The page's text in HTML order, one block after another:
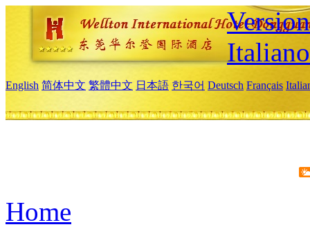
Italiano
English 简体中文 繁體中文 日本語 한국어 Deutsch Français
Home